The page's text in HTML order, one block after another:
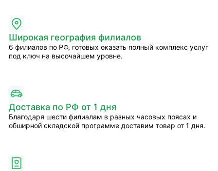
Широкая география филиалов
6 филиалов по РФ, готовых оказать полный комплекс услуг
под ключ на высочайшем уровне.
Доставка по РФ от 1 дня
Благодаря шести филиалам в разных часовых поясах и
обширной складской программе доставим товар от 1 дня.